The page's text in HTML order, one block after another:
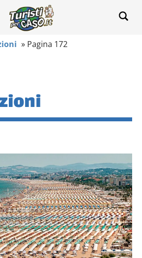
» Pagina 172